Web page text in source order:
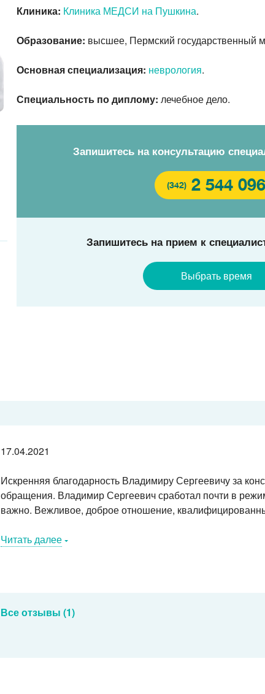
Клиника: Клиника МЕДСИ на Пушкина.
Образование: высшее, Пермский государственный
Основная специализация: неврология.
Специальность по диплому: лечебное дело.
Запишитесь на консультацию
(342) 2 544 096
Запишитесь на прием к
Выбрать время
17.04.2021
Искренняя благодарность Владимиру Сергеевичу за
обращения. Владимир Сергеевич сработал почти в
важно. Вежливое, доброе отношение,
Читать далее
Все отзывы (1)